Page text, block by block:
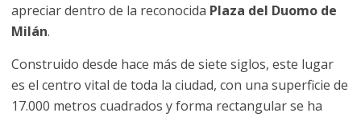
apreciar dentro de la reconocida Plaza del Duomo de
Milán.
Construido desde hace más de siete siglos, este lugar
es el centro vital de toda la ciudad, con una superficie de
17.000 metros cuadrados y forma rectangular se ha